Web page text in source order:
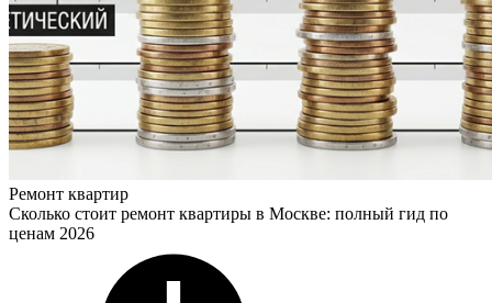
Ремонт квартир
Сколько стоит ремонт квартиры в Москве: полный гид по
ценам 2026